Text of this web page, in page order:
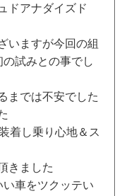
ドアナダイズド
いますが今回の組
試みとの事でし
までは不安でした
着し乗り心地＆ス
きました
車をツクッテい